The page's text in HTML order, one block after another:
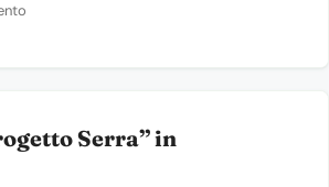
Serra” in